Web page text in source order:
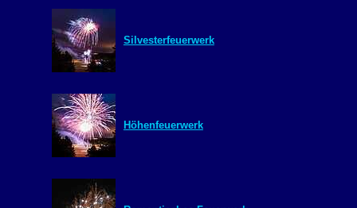
Silvesterfeuerwerk
Höhenfeuerwerk